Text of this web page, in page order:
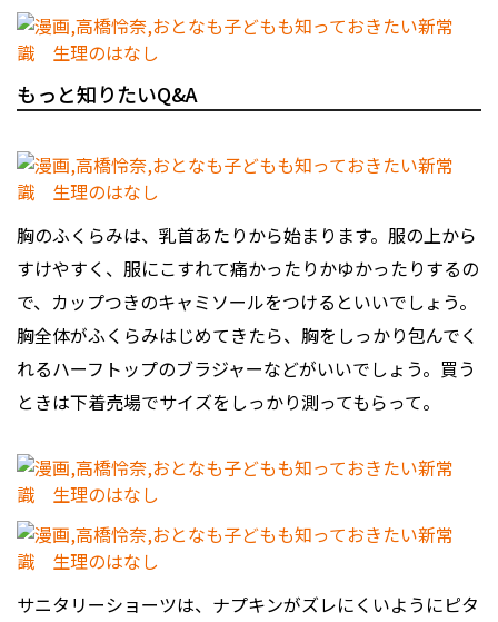
もっと知りたいQ&A
胸のふくらみは、乳首あたりから始まります。服の上から
すけやすく、服にこすれて痛かったりかゆかったりするの
で、カップつきのキャミソールをつけるといいでしょう。
胸全体がふくらみはじめてきたら、胸をしっかり包んでく
れるハーフトップのブラジャーなどがいいでしょう。買う
ときは下着売場でサイズをしっかり測ってもらって。
サニタリーショーツは、ナプキンがズレにくいようにピタ